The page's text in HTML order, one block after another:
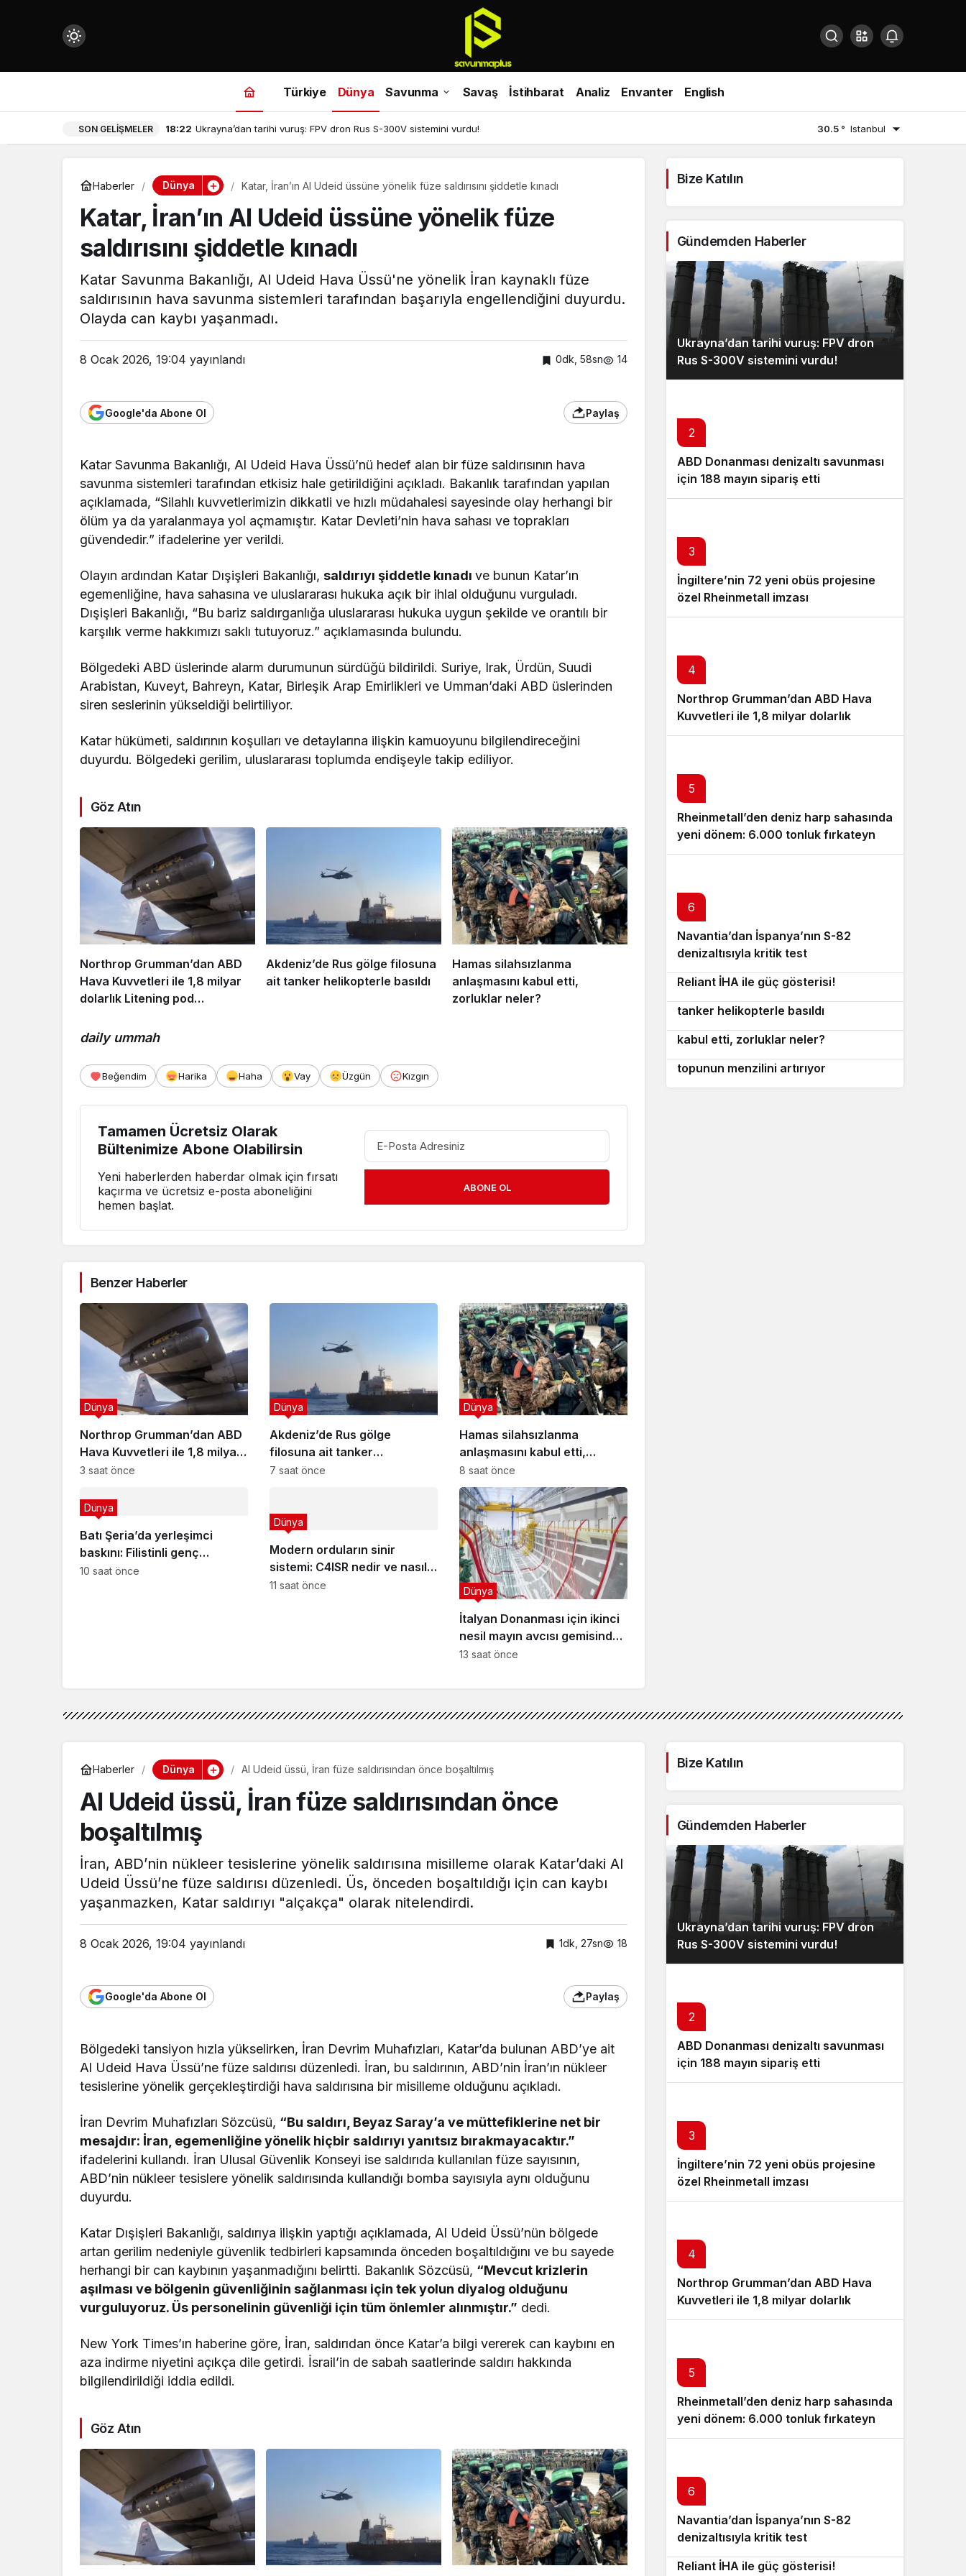
Mod
Türkiye Dünya Savunma Savaş İstihbarat Analiz Envanter English
SON GELIŞMELER 18:22 Ukrayna’dan tarihi vuruş: FPV dron Rus S-300V sistemini vurdu! 30.5 ° Istanbul
Haberler Dünya Katar, İran’ın Al Udeid üssüne yönelik füze saldırısını şiddetle kınadı
Katar, İran’ın Al Udeid üssüne yönelik füze
saldırısını şiddetle kınadı
Katar Savunma Bakanlığı, Al Udeid Hava Üssü'ne yönelik İran kaynaklı füze
saldırısının hava savunma sistemleri tarafından başarıyla engellendiğini duyurdu.
Olayda can kaybı yaşanmadı.
8 Ocak 2026, 19:04 yayınlandı 0dk, 58sn 14
Google'da Abone Ol Paylaş
Katar Savunma Bakanlığı, Al Udeid Hava Üssü’nü hedef alan bir füze saldırısının hava
savunma sistemleri tarafından etkisiz hale getirildiğini açıkladı. Bakanlık tarafından yapılan
açıklamada, “Silahlı kuvvetlerimizin dikkatli ve hızlı müdahalesi sayesinde olay herhangi bir
ölüm ya da yaralanmaya yol açmamıştır. Katar Devleti’nin hava sahası ve toprakları
güvendedir.” ifadelerine yer verildi.
Olayın ardından Katar Dışişleri Bakanlığı,saldırıyı şiddetle kınadıve bunun Katar’ın
egemenliğine, hava sahasına ve uluslararası hukuka açık bir ihlal olduğunu vurguladı.
Dışişleri Bakanlığı, “Bu bariz saldırganlığa uluslararası hukuka uygun şekilde ve orantılı bir
karşılık verme hakkımızı saklı tutuyoruz.” açıklamasında bulundu.
Bölgedeki ABD üslerinde alarm durumunun sürdüğü bildirildi. Suriye, Irak, Ürdün, Suudi
Arabistan, Kuveyt, Bahreyn, Katar, Birleşik Arap Emirlikleri ve Umman’daki ABD üslerinden
siren seslerinin yükseldiği belirtiliyor.
Katar hükümeti, saldırının koşulları ve detaylarına ilişkin kamuoyunu bilgilendireceğini
duyurdu. Bölgedeki gerilim, uluslararası toplumda endişeyle takip ediliyor.
Göz Atın
Northrop Grumman’dan ABD
Hava Kuvvetleri ile 1,8 milyar
dolarlık Litening pod
Akdeniz’de Rus gölge filosuna
ait tanker helikopterle basıldı
Hamas silahsızlanma
anlaşmasını kabul etti,
zorluklar neler?
daily ummah
Beğendim Harika Haha Vay Üzgün Kızgın
Tamamen Ücretsiz Olarak
Bültenimize Abone Olabilirsin
Yeni haberlerden haberdar olmak için fırsatı
kaçırma ve ücretsiz e-posta aboneliğini
hemen başlat.
ABONE OL
Benzer Haberler
Northrop Grumman’dan ABD
Hava Kuvvetleri ile 1,8 milyar
dolarlık Litening pod
Dünya
3 saat önce
Akdeniz’de Rus gölge
filosuna ait tanker
helikopterle basıldı
Dünya
7 saat önce
Hamas silahsızlanma
anlaşmasını kabul etti,
zorluklar neler?
Dünya
8 saat önce
Batı Şeria’da yerleşimci
baskını: Filistinli genç
vuruldu!
Dünya
10 saat önce
Modern orduların sinir
sistemi: C4ISR nedir ve nasıl
çalışır?
Dünya
11 saat önce
İtalyan Donanması için ikinci
nesil mayın avcısı gemisinde
lamosyon aşaması!
Dünya
13 saat önce
Bize Katılın
Gündemden Haberler
Ukrayna’dan tarihi vuruş: FPV dron
Rus S-300V sistemini vurdu!
2
ABD Donanması denizaltı savunması
için 188 mayın sipariş etti
3
İngiltere’nin 72 yeni obüs projesine
özel Rheinmetall imzası
4
Northrop Grumman’dan ABD Hava
Kuvvetleri ile 1,8 milyar dolarlık
Litening pod anlaşması!
5
Rheinmetall’den deniz harp sahasında
yeni dönem: 6.000 tonluk fırkateyn
GMF 140 tanıtıldı!
6
Navantia’dan İspanya’nın S-82
denizaltısıyla kritik test
7
Reliant İHA ile güç gösterisi!
tanker helikopterle basıldı
kabul etti, zorluklar neler?
topunun menzilini artırıyor
Haberler Dünya Al Udeid üssü, İran füze saldırısından önce boşaltılmış
Al Udeid üssü, İran füze saldırısından önce
boşaltılmış
İran, ABD’nin nükleer tesislerine yönelik saldırısına misilleme olarak Katar’daki Al
Udeid Üssü’ne füze saldırısı düzenledi. Üs, önceden boşaltıldığı için can kaybı
yaşanmazken, Katar saldırıyı "alçakça" olarak nitelendirdi.
8 Ocak 2026, 19:04 yayınlandı 1dk, 27sn 18
Google'da Abone Ol Paylaş
Bölgedeki tansiyon hızla yükselirken, İran Devrim Muhafızları, Katar’da bulunan ABD’ye ait
Al Udeid Hava Üssü’ne füze saldırısı düzenledi. İran, bu saldırının, ABD’nin İran’ın nükleer
tesislerine yönelik gerçekleştirdiği hava saldırısına bir misilleme olduğunu açıkladı.
İran Devrim Muhafızları Sözcüsü, “Bu saldırı, Beyaz Saray’a ve müttefiklerine net bir
mesajdır: İran, egemenliğine yönelik hiçbir saldırıyı yanıtsız bırakmayacaktır.”
ifadelerini kullandı. İran Ulusal Güvenlik Konseyi ise saldırıda kullanılan füze sayısının,
ABD’nin nükleer tesislere yönelik saldırısında kullandığı bomba sayısıyla aynı olduğunu
duyurdu.
Katar Dışişleri Bakanlığı, saldırıya ilişkin yaptığı açıklamada, Al Udeid Üssü’nün bölgede
artan gerilim nedeniyle güvenlik tedbirleri kapsamında önceden boşaltıldığını ve bu sayede
herhangi bir can kaybının yaşanmadığını belirtti. Bakanlık Sözcüsü, “Mevcut krizlerin
aşılması ve bölgenin güvenliğinin sağlanması için tek yolun diyalog olduğunu
vurguluyoruz. Üs personelinin güvenliği için tüm önlemler alınmıştır.” dedi.
New York Times’ın haberine göre, İran, saldırıdan önce Katar’a bilgi vererek can kaybını en
aza indirme niyetini açıkça dile getirdi. İsrail’in de sabah saatlerinde saldırı hakkında
bilgilendirildiği iddia edildi.
Göz Atın
Bize Katılın
Gündemden Haberler
Ukrayna’dan tarihi vuruş: FPV dron
Rus S-300V sistemini vurdu!
2
ABD Donanması denizaltı savunması
için 188 mayın sipariş etti
3
İngiltere’nin 72 yeni obüs projesine
özel Rheinmetall imzası
4
Northrop Grumman’dan ABD Hava
Kuvvetleri ile 1,8 milyar dolarlık
Litening pod anlaşması!
5
Rheinmetall’den deniz harp sahasında
yeni dönem: 6.000 tonluk fırkateyn
GMF 140 tanıtıldı!
6
Navantia’dan İspanya’nın S-82
denizaltısıyla kritik test
7
Quantum Systems’ten yeni nesil
Reliant İHA ile güç gösterisi!